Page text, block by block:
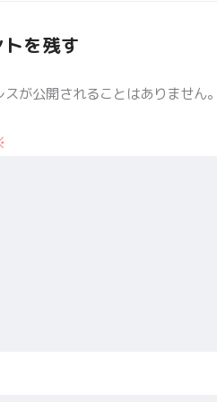
を残す
スが公開されることはありません